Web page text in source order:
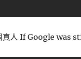
真人 If Google was